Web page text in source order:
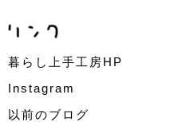
暮らし上手工房HP
Instagram
以前のブログ